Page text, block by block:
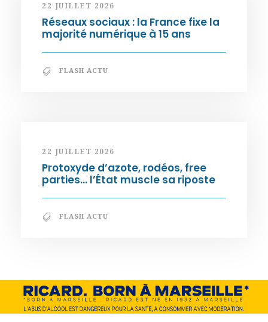
22 JUILLET 2026
Réseaux sociaux : la France fixe la
majorité numérique à 15 ans
FLASH ACTU
22 JUILLET 2026
Protoxyde d’azote, rodéos, free
parties… l’État muscle sa riposte
FLASH ACTU